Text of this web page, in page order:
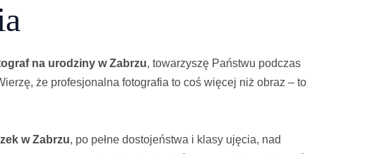
na urodziny w Zabrzu, towarzyszę Państwu podczas
że profesjonalna fotografia to coś więcej niż obraz – to
w Zabrzu, po pełne dostojeństwa i klasy ujęcia, nad